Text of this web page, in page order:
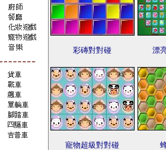
彩磚對對碰 漂
寵物超級對對碰